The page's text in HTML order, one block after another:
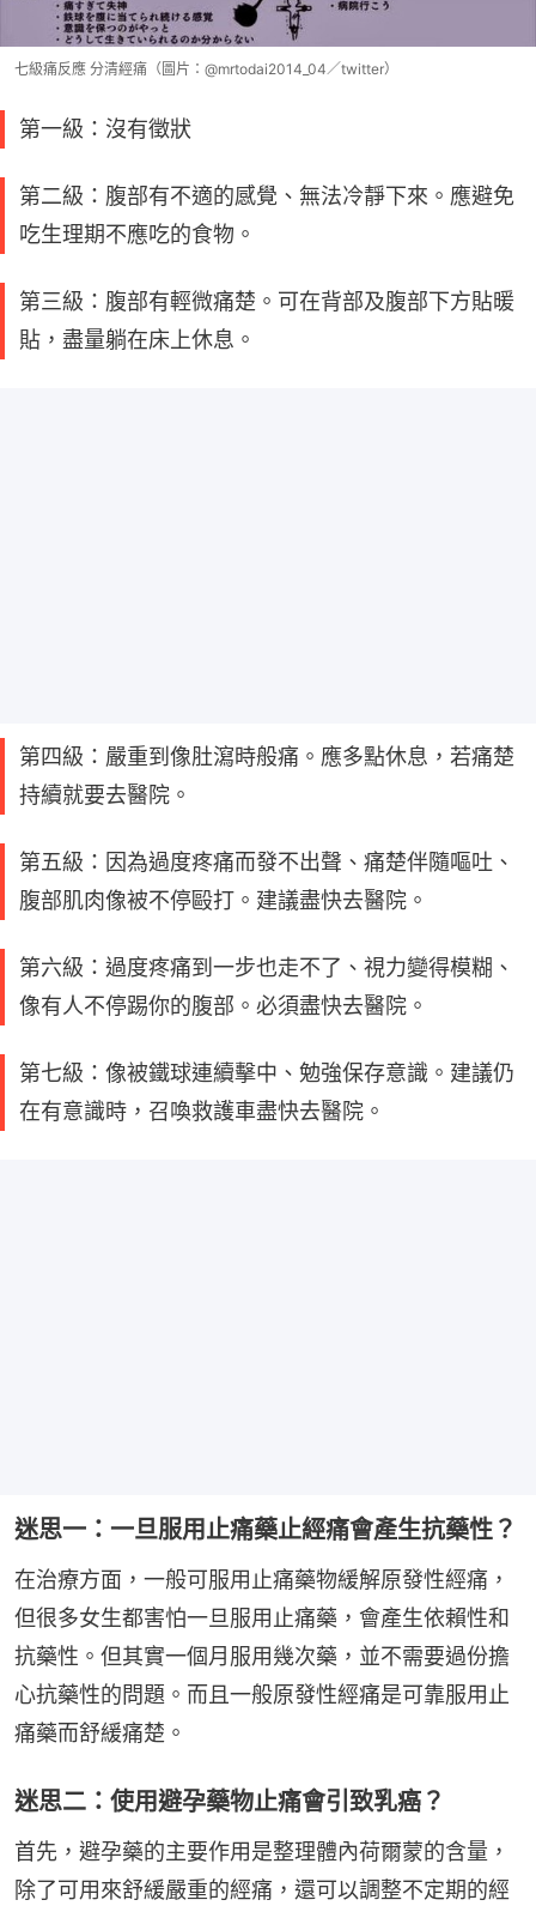
七級痛反應 分清經痛（圖片：@mrtodai2014_04／twitter）
第一級：沒有徵狀
第二級：腹部有不適的感覺、無法冷靜下來。應避免
吃生理期不應吃的食物。
第三級：腹部有輕微痛楚。可在背部及腹部下方貼暖
貼，盡量躺在床上休息。
第四級：嚴重到像肚瀉時般痛。應多點休息，若痛楚
持續就要去醫院。
第五級：因為過度疼痛而發不出聲、痛楚伴隨嘔吐、
腹部肌肉像被不停毆打。建議盡快去醫院。
第六級：過度疼痛到一步也走不了、視力變得模糊、
像有人不停踢你的腹部。必須盡快去醫院。
第七級：像被鐵球連續擊中、勉強保存意識。建議仍
在有意識時，召喚救護車盡快去醫院。
迷思一：一旦服用止痛藥止經痛會產生抗藥性？
在治療方面，一般可服用止痛藥物緩解原發性經痛，
但很多女生都害怕一旦服用止痛藥，會產生依賴性和
抗藥性。但其實一個月服用幾次藥，並不需要過份擔
心抗藥性的問題。而且一般原發性經痛是可靠服用止
痛藥而舒緩痛楚。
迷思二：使用避孕藥物止痛會引致乳癌？
首先，避孕藥的主要作用是整理體內荷爾蒙的含量，
除了可用來舒緩嚴重的經痛，還可以調整不定期的經